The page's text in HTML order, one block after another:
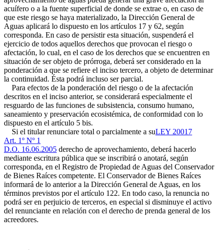
acuífero o a la fuente superficial de donde se extrae o, en caso de
que este riesgo se haya materializado, la Dirección General de
Aguas aplicará lo dispuesto en los artículos 17 y 62, según
corresponda. En caso de persistir esta situación, suspenderá el
ejercicio de todos aquellos derechos que provocan el riesgo o
afectación, lo cual, en el caso de los derechos que se encuentren en
situación de ser objeto de prórroga, deberá ser considerado en la
ponderación a que se refiere el inciso tercero, a objeto de determinar
la continuidad. Ésta podrá incluso ser parcial.
Para efectos de la ponderación del riesgo o de la afectación
descritos en el inciso anterior, se considerará especialmente el
resguardo de las funciones de subsistencia, consumo humano,
saneamiento y preservación ecosistémica, de conformidad con lo
dispuesto en el artículo 5 bis.
Si el titular renunciare total o parcialmente a suLEY 20017
Art. 1º Nº 1
D.O. 16.06.2005 derecho de aprovechamiento, deberá hacerlo
mediante escritura pública que se inscribirá o anotará, según
corresponda, en el Registro de Propiedad de Aguas del Conservador
de Bienes Raíces competente. El Conservador de Bienes Raíces
informará de lo anterior a la Dirección General de Aguas, en los
términos previstos por el artículo 122. En todo caso, la renuncia no
podrá ser en perjuicio de terceros, en especial si disminuye el activo
del renunciante en relación con el derecho de prenda general de los
acreedores.